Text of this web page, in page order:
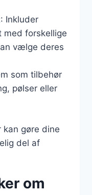
: Inkluder
forskellige
vælge deres
som tilbehør
pølser eller
kan gøre dine
del af
om